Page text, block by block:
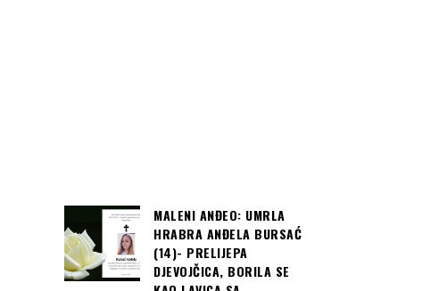
MALENI ANĐEO: UMRLA
HRABRA ANĐELA BURSAĆ
(14)- PRELIJEPA
DJEVOJČICA, BORILA SE